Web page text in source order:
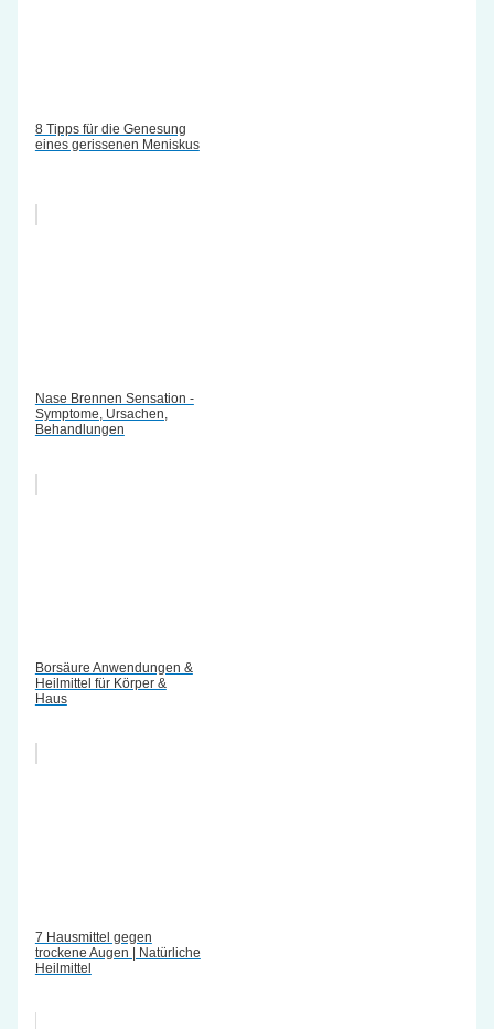
8 Tipps für die Genesung
eines gerissenen Meniskus
Nase Brennen Sensation -
Symptome, Ursachen,
Behandlungen
Borsäure Anwendungen &
Heilmittel für Körper &
Haus
7 Hausmittel gegen
trockene Augen | Natürliche
Heilmittel